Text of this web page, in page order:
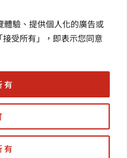
驗、提供個人化的廣告或
受所有」，即表示您同意
有
有
r
e
订阅羽升
新讯 | 提
产业资讯